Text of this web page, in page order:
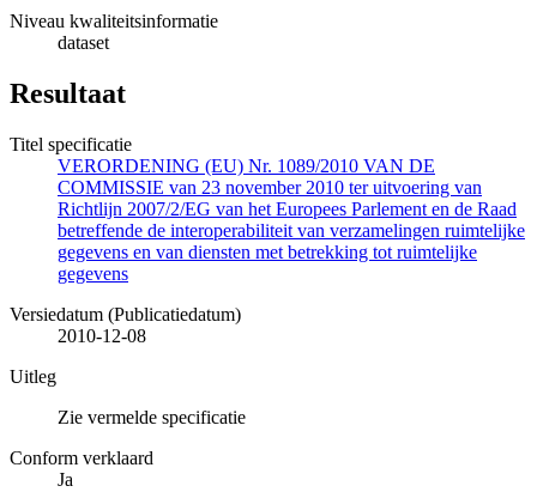
Niveau kwaliteitsinformatie
dataset
Resultaat
Titel specificatie
VERORDENING (EU) Nr. 1089/2010 VAN DE
COMMISSIE van 23 november 2010 ter uitvoering van
Richtlijn 2007/2/EG van het Europees Parlement en de Raad
betreffende de interoperabiliteit van verzamelingen ruimtelijke
gegevens en van diensten met betrekking tot ruimtelijke
gegevens
Versiedatum (Publicatiedatum)
2010-12-08
Uitleg
Zie vermelde specificatie
Conform verklaard
Ja